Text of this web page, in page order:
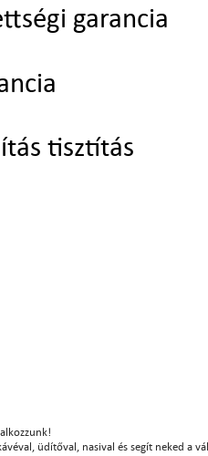
garancia
tisztítás
üdítőval, nasival és segít neked a